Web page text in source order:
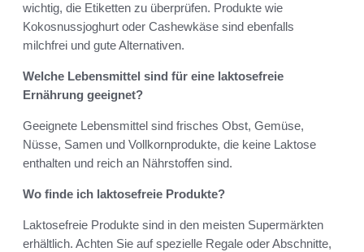
wichtig, die Etiketten zu überprüfen. Produkte wie
Kokosnussjoghurt oder Cashewkäse sind ebenfalls
milchfrei und gute Alternativen.
Welche Lebensmittel sind für eine laktosefreie
Ernährung geeignet?
Geeignete Lebensmittel sind frisches Obst, Gemüse,
Nüsse, Samen und Vollkornprodukte, die keine Laktose
enthalten und reich an Nährstoffen sind.
Wo finde ich laktosefreie Produkte?
Laktosefreie Produkte sind in den meisten Supermärkten
erhältlich. Achten Sie auf spezielle Regale oder Abschnitte,